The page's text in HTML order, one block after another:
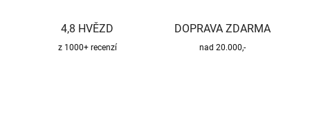
4,8 HVĚZD
z 1000+ recenzí
DOPRAVA ZDARMA
nad 20.000,-